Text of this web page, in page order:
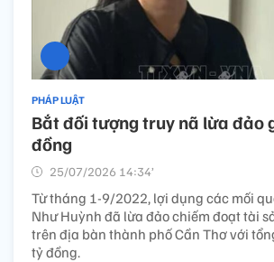
PHÁP LUẬT
Bắt đối tượng truy nã lừa đảo
đồng
25/07/2026 14:34’
Từ tháng 1-9/2022, lợi dụng các mối
Như Huỳnh đã lừa đảo chiếm đoạt tài
trên địa bàn thành phố Cần Thơ với
tỷ đồng.